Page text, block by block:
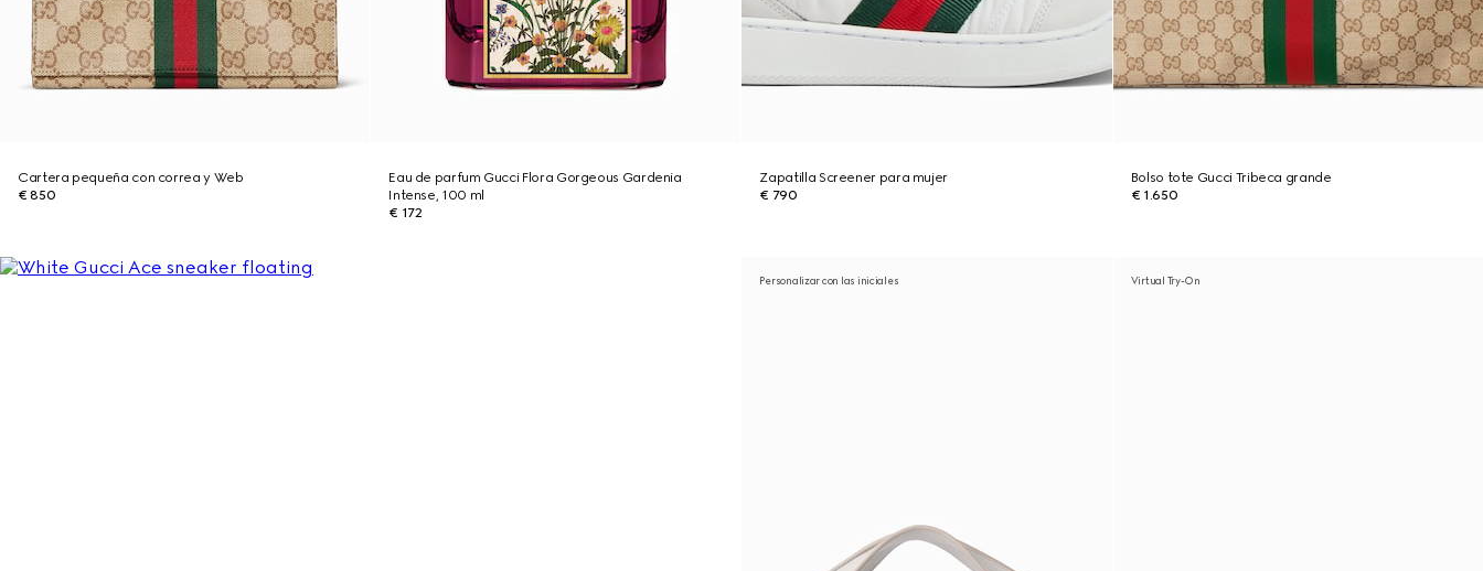
Cartera pequeña con correa y Web
€ 850
Eau de parfum Gucci Flora Gorgeous Gardenia
Intense, 100 ml
€ 172
Zapatilla Screener para mujer
€ 790
Bolso tote Gucci Tribeca grande
€ 1.650
Personalizar con las iniciales Virtual Try-On